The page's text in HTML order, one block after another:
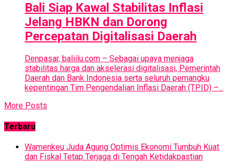
Bali Siap Kawal Stabilitas Inflasi
Jelang HBKN dan Dorong
Percepatan Digitalisasi Daerah
Denpasar, baliilu.com – Sebagai upaya menjaga
stabilitas harga dan akselerasi digitalisasi, Pemerintah
Daerah dan Bank Indonesia serta seluruh pemangku
kepentingan Tim Pengendalian Inflasi Daerah (TPID) –...
More Posts
Terbaru
Wamenkeu Juda Agung Optimis Ekonomi Tumbuh Kuat
dan Fiskal Tetap Terjaga di Tengah Ketidakpastian